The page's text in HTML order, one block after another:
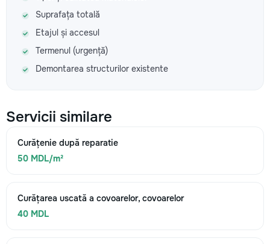
Suprafața totală
Etajul și accesul
Termenul (urgență)
Demontarea structurilor existente
Servicii similare
Curățenie după reparatie
50 MDL/m²
Curățarea uscată a covoarelor, covoarelor
40 MDL